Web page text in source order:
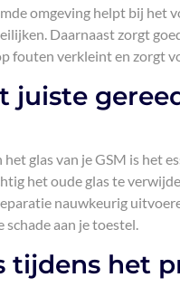
omgeving helpt bij het
Daarnaast zorgt
fouten verkleint en zorgt
juiste
glas van je GSM is het
het oude glas te
nauwkeurig
schade aan je toestel.
tijdens het